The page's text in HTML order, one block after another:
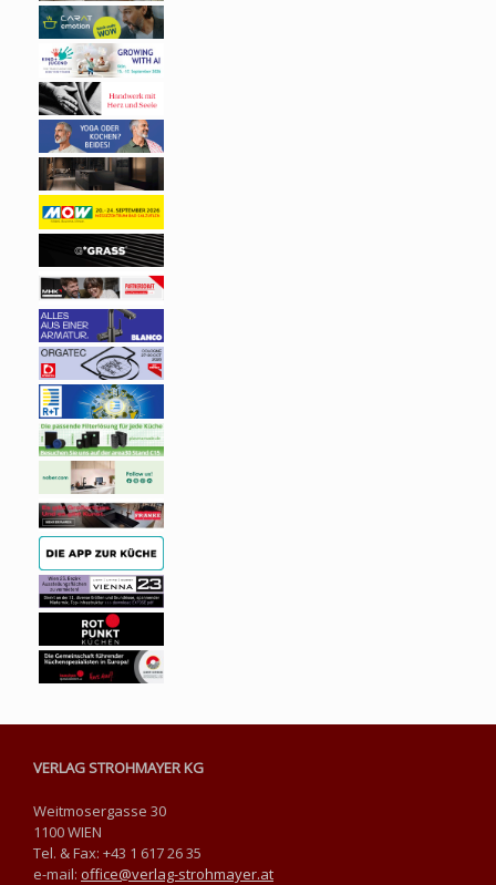
VERLAG STROHMAYER KG
Weitmosergasse 30
1100 WIEN
Tel. & Fax: +43 1 617 26 35
e-mail: office@verlag-strohmayer.at